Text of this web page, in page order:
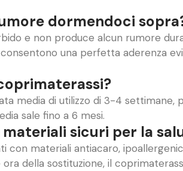
dormendoci
e non produce alcun rumore
una perfetta aderenza
media di utilizzo di 3-4 settimane,
sale fino a 6 mesi.
sicuri per la
con materiali antiacaro,
della sostituzione, il